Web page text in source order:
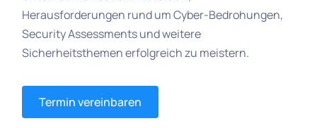
Herausforderungen rund um Cyber-Bedrohungen,
Security Assessments und weitere
Sicherheitsthemen erfolgreich zu meistern.
Termin vereinbaren